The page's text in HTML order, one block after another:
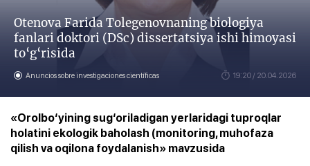
Otenova Farida Tolegenovnaning biologiya
fanlari doktori (DSc) dissertatsiya ishi himoyasi
to‘g‘risida
Anuncios sobre investigaciones científicas 19:20 / 20.04.2026
«Orolbo‘yining sug‘oriladigan yerlaridagi tuproqlar
holatini ekologik baholash (monitoring, muhofaza
qilish va oqilona foydalanish» mavzusida